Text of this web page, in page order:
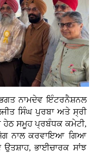
ਨਾਮਦੇਵ ਇੰਟਰਨੈਸ਼ਨਲ
ਸਿੰਘ ਪੁਰਬਾ ਅਤੇ ਸ੍ਰੀ
ਹੇਠ ਸਮੂਹ ਪ੍ਰਬੰਧਕ ਕਮੇਟੀ,
ਨਾਲ ਕਰਵਾਇਆ ਗਿਆ
ਉਤਸ਼ਾਹ, ਭਾਈਚਾਰਕ ਸਾਂਝ